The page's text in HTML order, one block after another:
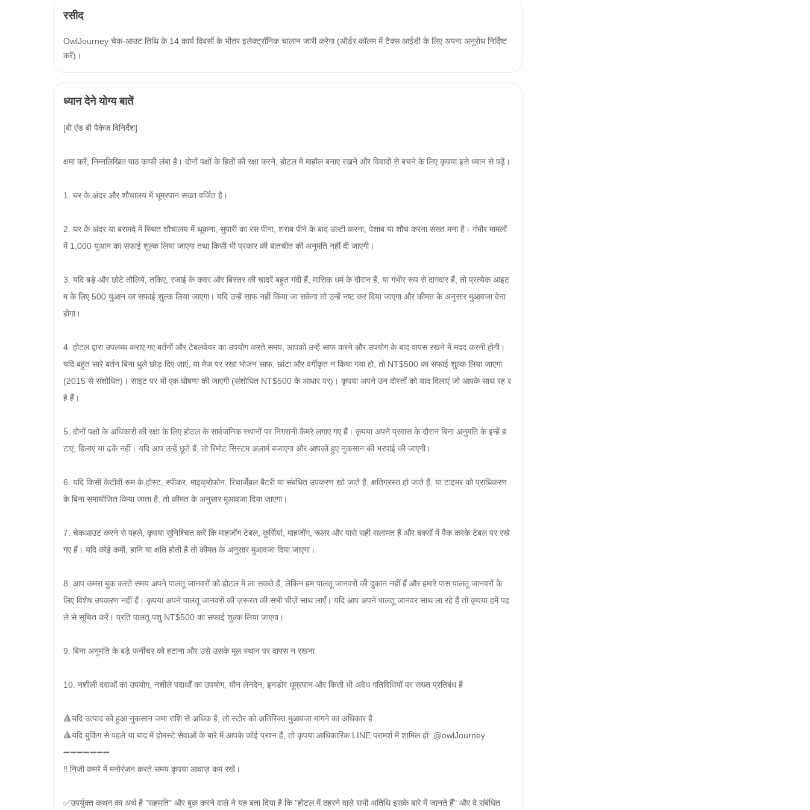
रसीद
OwlJourney चेक-आउट तिथि के 14 कार्य दिवसों के भीतर इलेक्ट्रॉनिक चालान जारी करेगा (ऑर्डर कॉलम में टैक्स आईडी के लिए अपना अनुरोध निर्दिष्ट
करें)।
ध्यान देने योग्य बातें
[बी एंड बी पैकेज विनिर्देश]
क्षमा करें, निम्नलिखित पाठ काफी लंबा है। दोनों पक्षों के हितों की रक्षा करने, होटल में माहौल बनाए रखने और विवादों से बचने के लिए कृपया इसे ध्यान से पढ़ें।
1. घर के अंदर और शौचालय में धूम्रपान सख्त वर्जित है।
2. घर के अंदर या बरामदे में स्थित शौचालय में थूकना, सुपारी का रस पीना, शराब पीने के बाद उल्टी करना, पेशाब या शौच करना सख्त मना है। गंभीर मामलों
में 1,000 युआन का सफाई शुल्क लिया जाएगा तथा किसी भी प्रकार की बातचीत की अनुमति नहीं दी जाएगी।
3. यदि बड़े और छोटे तौलिये, तकिए, रजाई के कवर और बिस्तर की चादरें बहुत गंदी हैं, मासिक धर्म के दौरान हैं, या गंभीर रूप से दागदार हैं, तो प्रत्येक आइट
म के लिए 500 युआन का सफाई शुल्क लिया जाएगा। यदि उन्हें साफ नहीं किया जा सकेगा तो उन्हें नष्ट कर दिया जाएगा और कीमत के अनुसार मुआवजा देना
होगा।
4. होटल द्वारा उपलब्ध कराए गए बर्तनों और टेबलवेयर का उपयोग करते समय, आपको उन्हें साफ करने और उपयोग के बाद वापस रखने में मदद करनी होगी।
यदि बहुत सारे बर्तन बिना धुले छोड़ दिए जाएं, या मेज पर रखा भोजन साफ, छांटा और वर्गीकृत न किया गया हो, तो NT$500 का सफाई शुल्क लिया जाएगा
(2015 से संशोधित)। साइट पर भी एक घोषणा की जाएगी (संशोधित NT$500 के आधार पर)। कृपया अपने उन दोस्तों को याद दिलाएं जो आपके साथ रह र
हे हैं।
5. दोनों पक्षों के अधिकारों की रक्षा के लिए होटल के सार्वजनिक स्थानों पर निगरानी कैमरे लगाए गए हैं। कृपया अपने प्रवास के दौरान बिना अनुमति के इन्हें ह
टाएं, हिलाएं या ढकें नहीं। यदि आप उन्हें छूते हैं, तो रिमोट सिस्टम अलार्म बजाएगा और आपको हुए नुकसान की भरपाई की जाएगी।
6. यदि किसी केटीवी रूम के होस्ट, स्पीकर, माइक्रोफोन, रिचार्जेबल बैटरी या संबंधित उपकरण खो जाते हैं, क्षतिग्रस्त हो जाते हैं, या टाइमर को प्राधिकरण
के बिना समायोजित किया जाता है, तो कीमत के अनुसार मुआवजा दिया जाएगा।
7. चेकआउट करने से पहले, कृपया सुनिश्चित करें कि माहजोंग टेबल, कुर्सियां, माहजोंग, रूलर और पासे सही सलामत हैं और बक्सों में पैक करके टेबल पर रखे
गए हैं। यदि कोई कमी, हानि या क्षति होती है तो कीमत के अनुसार मुआवजा दिया जाएगा।
8. आप कमरा बुक करते समय अपने पालतू जानवरों को होटल में ला सकते हैं, लेकिन हम पालतू जानवरों की दुकान नहीं हैं और हमारे पास पालतू जानवरों के
लिए विशेष उपकरण नहीं हैं। कृपया अपने पालतू जानवरों की ज़रूरत की सभी चीज़ें साथ लाएँ। यदि आप अपने पालतू जानवर साथ ला रहे हैं तो कृपया हमें पह
ले से सूचित करें। प्रति पालतू पशु NT$500 का सफाई शुल्क लिया जाएगा।
9. बिना अनुमति के बड़े फर्नीचर को हटाना और उसे उसके मूल स्थान पर वापस न रखना
10. नशीली दवाओं का उपयोग, नशीले पदार्थों का उपयोग, यौन लेनदेन, इनडोर धूम्रपान और किसी भी अवैध गतिविधियों पर सख्त प्रतिबंध है
🔺यदि उत्पाद को हुआ नुकसान जमा राशि से अधिक है, तो स्टोर को अतिरिक्त मुआवजा मांगने का अधिकार है
🔺यदि बुकिंग से पहले या बाद में होमस्टे सेवाओं के बारे में आपके कोई प्रश्न हैं, तो कृपया आधिकारिक LINE परामर्श में शामिल हों: @owlJourney
➖➖➖➖➖➖➖
‼ ️निजी कमरे में मनोरंजन करते समय कृपया आवाज़ कम रखें।
✅उपर्युक्त कथन का अर्थ है "सहमति" और बुक करने वाले ने यह बता दिया है कि "होटल में ठहरने वाले सभी अतिथि इसके बारे में जानते हैं" और वे संबंधित